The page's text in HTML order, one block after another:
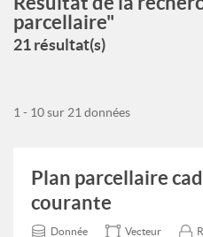
parcellaire"
21 résultat(s)
1 - 10 sur 21 données
Plan parcellaire
courante
Donnée Vecteur